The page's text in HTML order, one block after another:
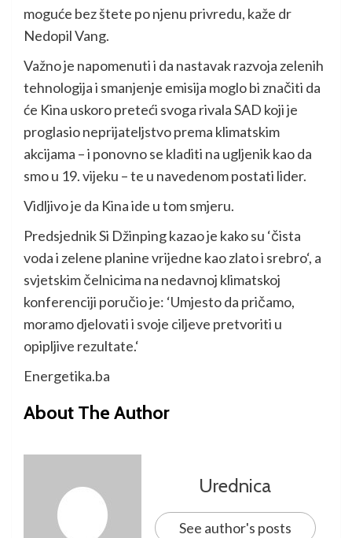
moguće bez štete po njenu privredu, kaže dr
Nedopil Vang.
Važno je napomenuti i da nastavak razvoja zelenih
tehnologija i smanjenje emisija moglo bi značiti da
će Kina uskoro preteći svoga rivala SAD koji je
proglasio neprijateljstvo prema klimatskim
akcijama – i ponovno se kladiti na ugljenik kao da
smo u 19. vijeku – te u navedenom postati lider.
Vidljivo je da Kina ide u tom smjeru.
Predsjednik Si Džinping kazao je kako su ‘čista
voda i zelene planine vrijedne kao zlato i srebro‘, a
svjetskim čelnicima na nedavnoj klimatskoj
konferenciji poručio je: ‘Umjesto da pričamo,
moramo djelovati i svoje ciljeve pretvoriti u
opipljive rezultate.‘
Energetika.ba
About The Author
Urednica
See author's posts